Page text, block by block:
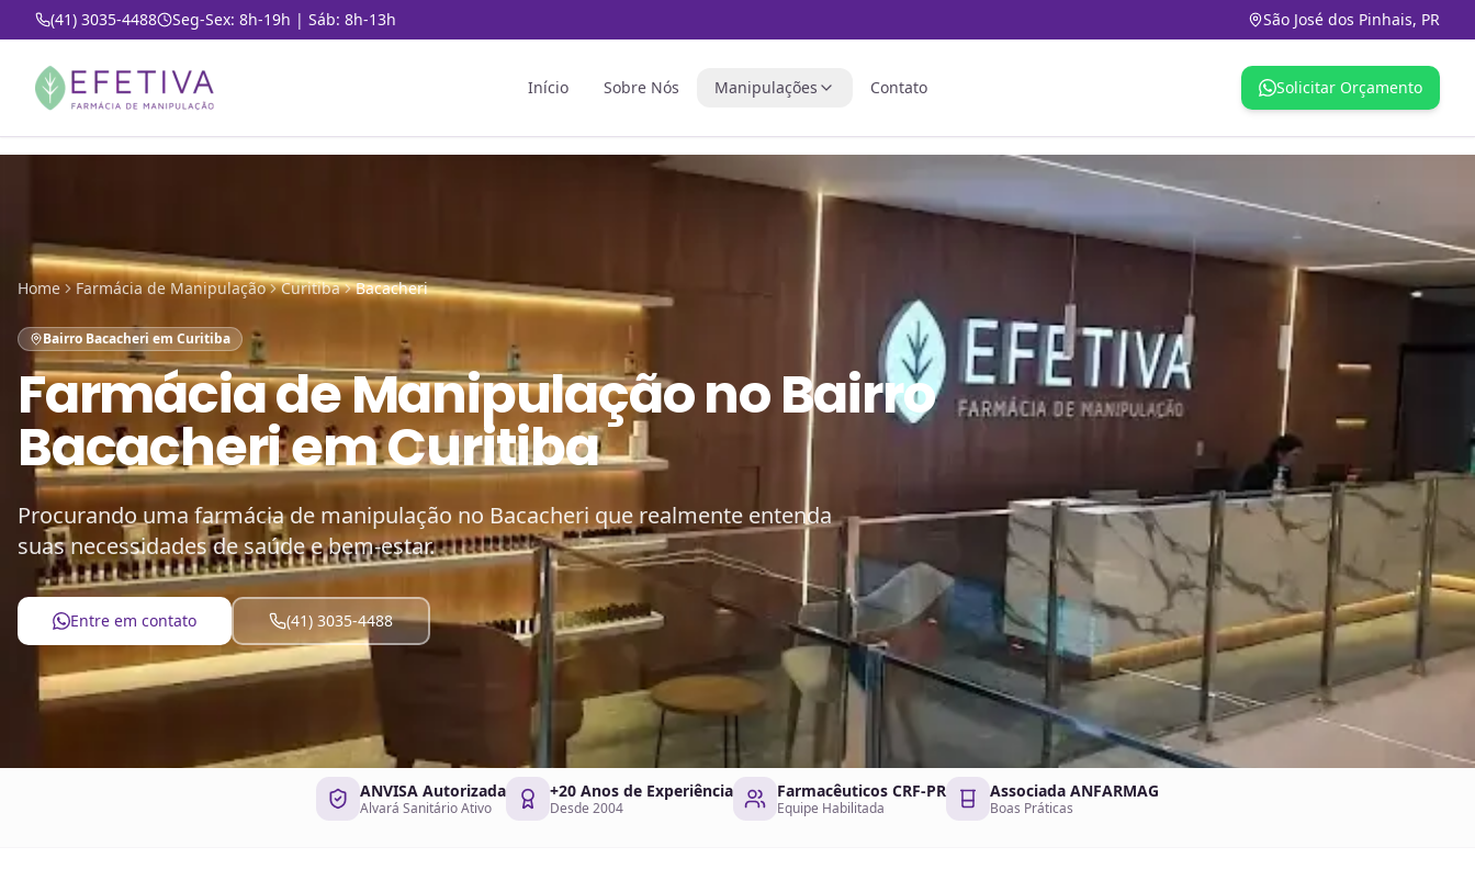
(41) 3035-4488 Seg-Sex: 8h-19h | Sáb: 8h-13h São José dos Pinhais, PR
Início Sobre Nós Manipulações Contato Solicitar Orçamento
Home Farmácia de Manipulação Curitiba Bacacheri
Bairro Bacacheri em Curitiba
Farmácia de ManipulaçãonoBairro
Bacacheri em Curitiba
Procurando uma farmácia de manipulação no Bacacheri que realmente entenda
suas necessidades de saúde e bem-estar.
Entre em contato (41) 3035-4488
ANVISA Autorizada
Alvará Sanitário Ativo
+20 Anos de Experiência
Desde 2004
Farmacêuticos CRF-PR
Equipe Habilitada
Associada ANFARMAG
Boas Práticas